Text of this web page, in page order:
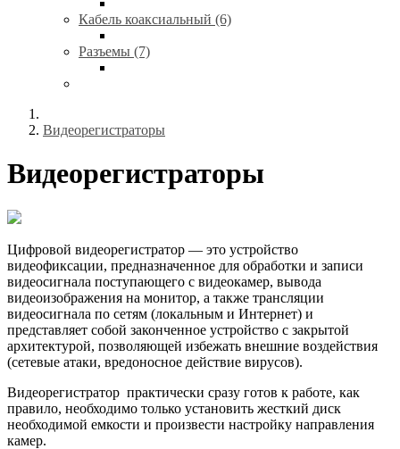
Кабель коаксиальный (6)
Разъемы (7)
Видеорегистраторы
Видеорегистраторы
Цифровой видеорегистратор — это устройство
видеофиксации, предназначенное для обработки и записи
видеосигнала поступающего с видеокамер, вывода
видеоизображения на монитор, а также трансляции
видеосигнала по сетям (локальным и Интернет) и
представляет собой законченное устройство с закрытой
архитектурой, позволяющей избежать внешние воздействия
(сетевые атаки, вредоносное действие вирусов).
Видеорегистратор практически сразу готов к работе, как
правило, необходимо только установить жесткий диск
необходимой емкости и произвести настройку направления
камер.